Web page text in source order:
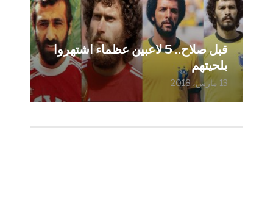
قبل صلاح.. 5 لاعبين عظماء اشتهروا
بلحيتهم
13 مارس، 2018